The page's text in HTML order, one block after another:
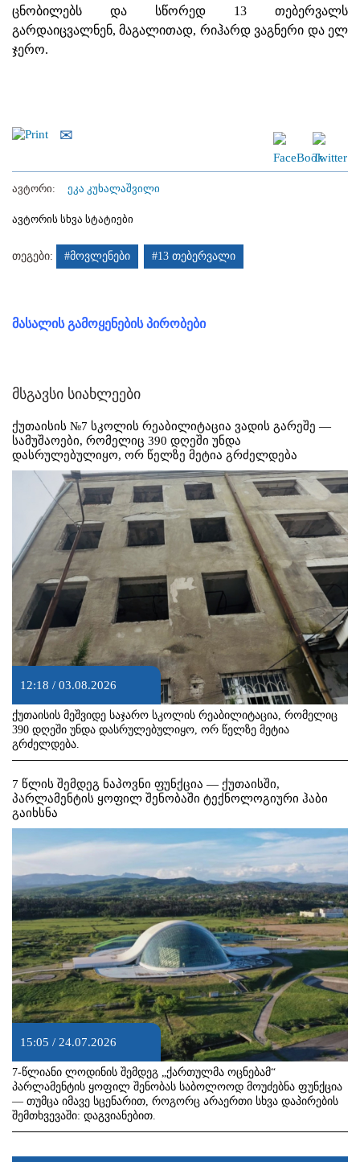
ცნობილებს და სწორედ 13 თებერვალს
გარდაიცვალნენ, მაგალითად, რიჰარდ ვაგნერი და ელ
ჯერო.
ავტორი: ეკა კუხალაშვილი
ავტორის სხვა სტატიები
თეგები: #მოვლენები #13 თებერვალი
მასალის გამოყენების პირობები
მსგავსი სიახლეები
ქუთაისის №7 სკოლის რეაბილიტაცია ვადის გარეშე —
სამუშაოები, რომელიც 390 დღეში უნდა
დასრულებულიყო, ორ წელზე მეტია გრძელდება
12:18 / 03.08.2026
ქუთაისის მეშვიდე საჯარო სკოლის რეაბილიტაცია, რომელიც
390 დღეში უნდა დასრულებულიყო, ორ წელზე მეტია
გრძელდება.
7 წლის შემდეგ ნაპოვნი ფუნქცია — ქუთაისში,
პარლამენტის ყოფილ შენობაში ტექნოლოგიური ჰაბი
გაიხსნა
15:05 / 24.07.2026
7-წლიანი ლოდინის შემდეგ „ქართულმა ოცნებამ“
პარლამენტის ყოფილ შენობას საბოლოოდ მოუძებნა ფუნქცია
— თუმცა იმავე სცენარით, როგორც არაერთი სხვა დაპირების
შემთხვევაში: დაგვიანებით.